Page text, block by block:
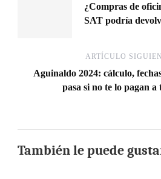
¿Compras de
SAT podría
ARTÍCULO
Aguinaldo 2024: cálculo,
pasa si no te lo pagan a
También le puede